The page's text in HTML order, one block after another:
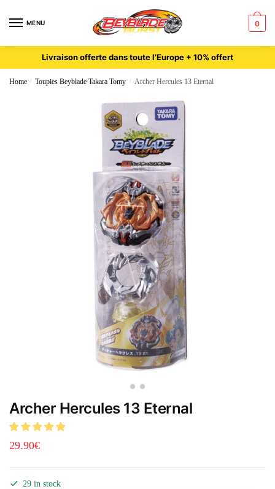
MENU 0
Livraison offerte dans toute l’Europe + 10% offert
Home / Toupies Beyblade Takara Tomy / Archer Hercules 13 Eternal
Archer Hercules 13 Eternal
29.90€
29 in stock